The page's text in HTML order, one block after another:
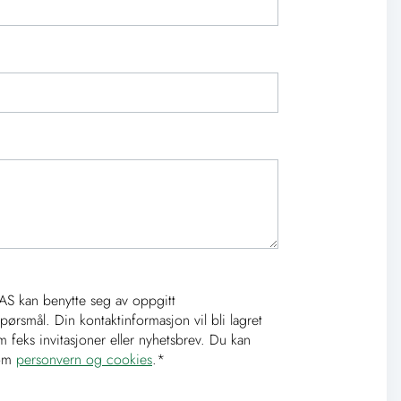
kan benytte seg av oppgitt
Din kontaktinformasjon vil bli lagret
feks invitasjoner eller nyhetsbrev. Du kan
personvern og cookies.*